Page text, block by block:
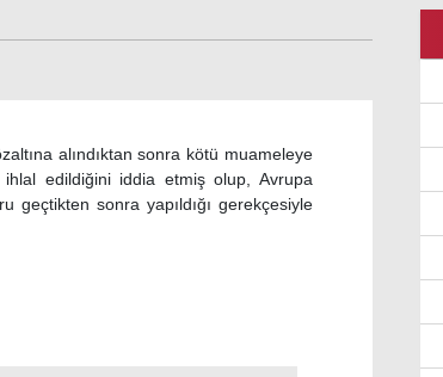
alındıktan sonra kötü muameleye
ihlal edildiğini iddia etmiş olup, Avrupa
geçtikten sonra yapıldığı gerekçesiyle